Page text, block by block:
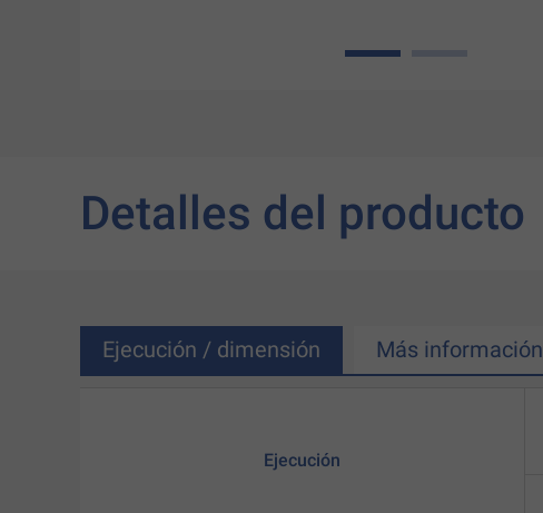
1
Detalles del producto
Ejecución / dimensión Más información
Ejecución